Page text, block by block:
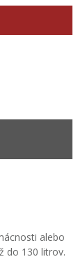
alebo
do 130 litrov.